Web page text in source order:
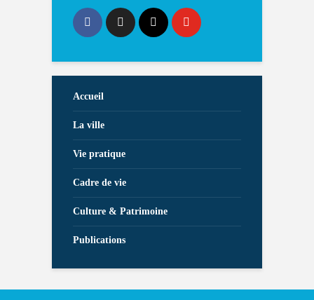
Accueil
La ville
Vie pratique
Cadre de vie
Culture & Patrimoine
Publications